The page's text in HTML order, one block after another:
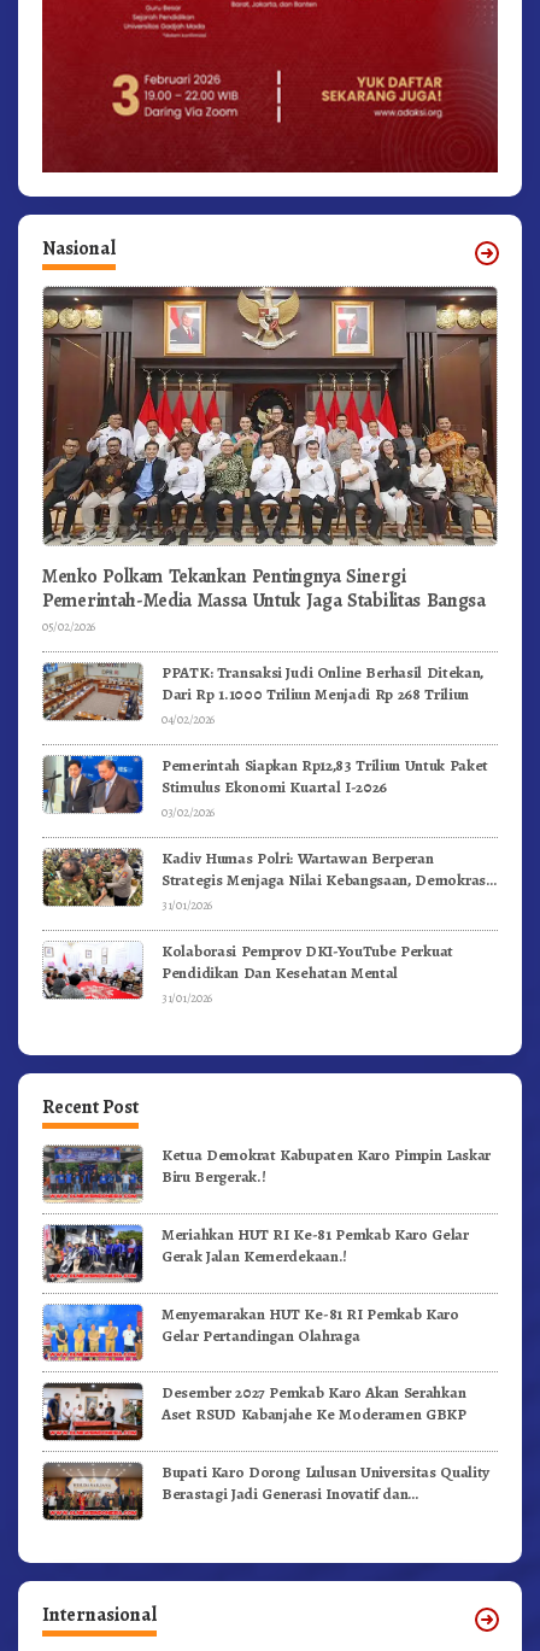
Nasional
Menko Polkam Tekankan Pentingnya Sinergi
Pemerintah-Media Massa Untuk Jaga Stabilitas Bangsa
05/02/2026
PPATK: Transaksi Judi Online Berhasil Ditekan,
Dari Rp 1.1000 Triliun Menjadi Rp 268 Triliun
04/02/2026
Pemerintah Siapkan Rp12,83 Triliun Untuk Paket
Stimulus Ekonomi Kuartal I-2026
03/02/2026
Kadiv Humas Polri: Wartawan Berperan
Strategis Menjaga Nilai Kebangsaan, Demokrasi,
dan NKRI
31/01/2026
Kolaborasi Pemprov DKI-YouTube Perkuat
Pendidikan Dan Kesehatan Mental
31/01/2026
Recent Post
Ketua Demokrat Kabupaten Karo Pimpin Laskar
Biru Bergerak.!
Meriahkan HUT RI Ke-81 Pemkab Karo Gelar
Gerak Jalan Kemerdekaan.!
Menyemarakan HUT Ke-81 RI Pemkab Karo
Gelar Pertandingan Olahraga
Desember 2027 Pemkab Karo Akan Serahkan
Aset RSUD Kabanjahe Ke Moderamen GBKP
Bupati Karo Dorong Lulusan Universitas Quality
Berastagi Jadi Generasi Inovatif dan
Internasional